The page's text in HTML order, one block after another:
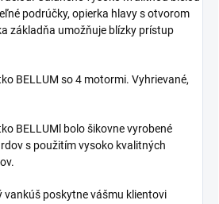
podrúčky, opierka hlavy s otvorom
základňa umožňuje blízky prístup
BELLUM so 4 motormi. Vyhrievané,
BELLUMl bolo šikovne vyrobené
s použitím vysoko kvalitných
vankúš poskytne vášmu klientovi